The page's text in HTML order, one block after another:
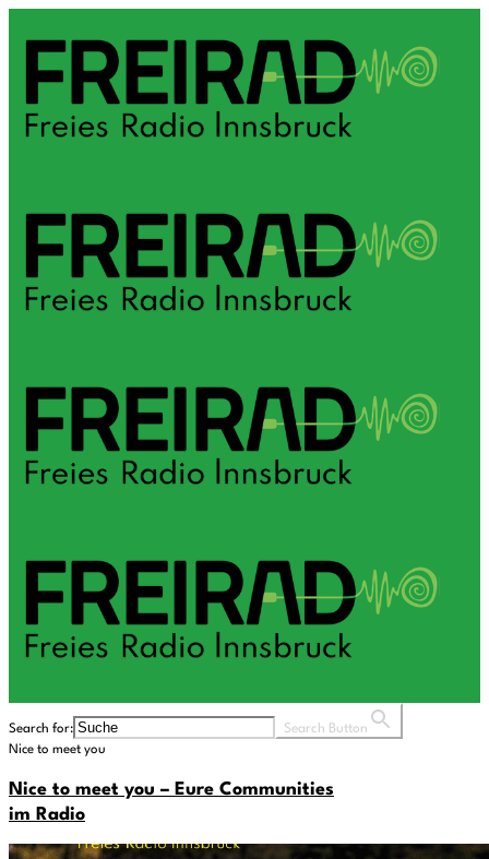
Search for:
Search Button
Nice to meet you
Nice to meet you – Eure Communities
im Radio